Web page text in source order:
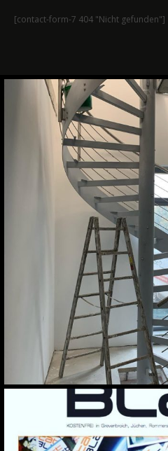
[contact-form-7 404 "Nicht gefunden"]